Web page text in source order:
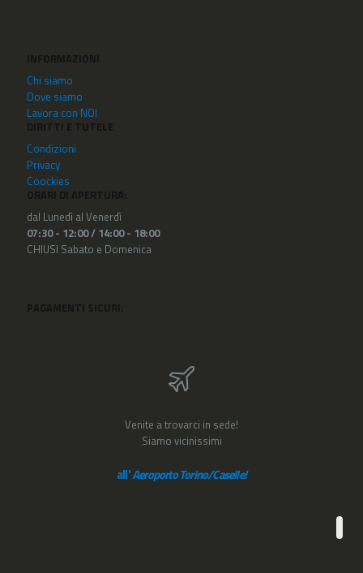
Chi siamo
Dove siamo
Lavora con NOI
Condizioni
Privacy
Coockies
dal Lunedì al Venerdì
07:30 - 12:00 / 14:00 - 18:00
CHIUSI Sabato e Domenica
Venite a trovarci in sede!
Siamo vicinissimi
all'Aeroporto Torino/Caselle!